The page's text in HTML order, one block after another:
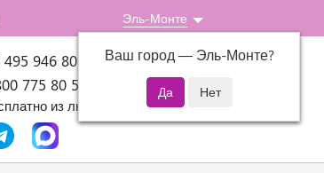
Эль-Монте
Ваш город — Эль-Монте?
946 80 07 Пн-Пт: 10:00-18:00
775 80 51
из любого региона России